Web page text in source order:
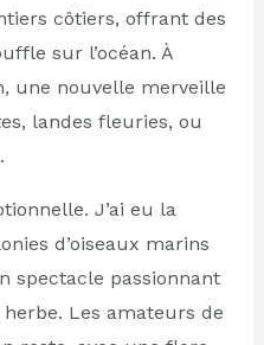
côtiers, offrant des
sur l’océan. À
une nouvelle merveille
landes fleuries, ou
J’ai eu la
d’oiseaux marins
spectacle passionnant
Les amateurs de